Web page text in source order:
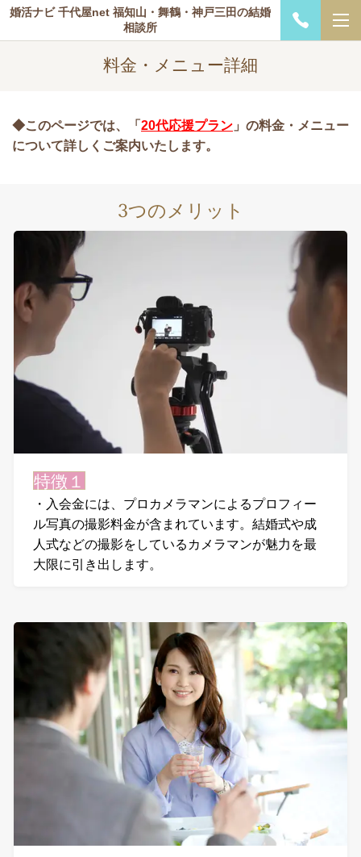
婚活ナビ 千代屋net 福知山・舞鶴・神戸三田の結婚
相談所
料金・メニュー詳細
◆このページでは、「 20代応援プラン 」の料金・メニュー
について詳しくご案内いたします。
3つのメリット
特徴１
・入会金には、プロカメラマンによるプロフィー
ル写真の撮影料金が含まれています。結婚式や成
人式などの撮影をしているカメラマンが魅力を最
大限に引き出します。